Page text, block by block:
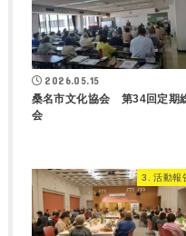
2026.05.15
桑名市文化協会 第34回定期
会
3. 活動報